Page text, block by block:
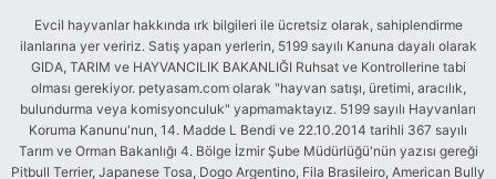
Evcil hayvanlar hakkında ırk bilgileri ile ücretsiz olarak, sahiplendirme
ilanlarına yer veririz. Satış yapan yerlerin, 5199 sayılı Kanuna dayalı olarak
GIDA, TARIM ve HAYVANCILIK BAKANLIĞI Ruhsat ve Kontrollerine tabi
olması gerekiyor. petyasam.com olarak "hayvan satışı, üretimi, aracılık,
bulundurma veya komisyonculuk" yapmamaktayız. 5199 sayılı Hayvanları
Koruma Kanunu'nun, 14. Madde L Bendi ve 22.10.2014 tarihli 367 sayılı
Tarım ve Orman Bakanlığı 4. Bölge İzmir Şube Müdürlüğü'nün yazısı gereği
Pitbull Terrier, Japanese Tosa, Dogo Argentino, Fila Brasileiro, American Bully